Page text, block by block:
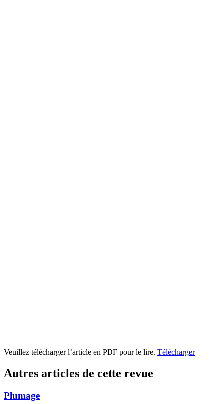
Veuillez télécharger l’article en PDF pour le lire. Télécharger
Autres articles de cette revue
Plumage